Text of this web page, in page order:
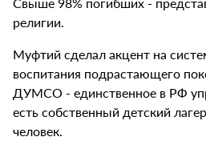
религии.
Муфтий сделал акцент на
воспитания подрастающего
ДУМСО - единственное в РФ
есть собственный детский
человек.